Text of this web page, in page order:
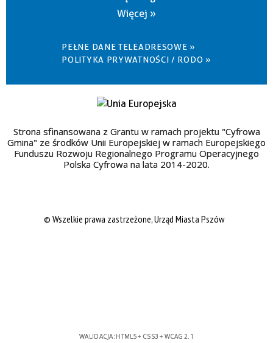
Więcej »
PEŁNE DANE TELEADRESOWE »
POLITYKA PRYWATNOŚCI / RODO »
Strona sfinansowana z Grantu w ramach projektu "Cyfrowa
Gmina" ze środków Unii Europejskiej w ramach Europejskiego
Funduszu Rozwoju Regionalnego Programu Operacyjnego
Polska Cyfrowa na lata 2014-2020.
© Wszelkie prawa zastrzeżone, Urząd Miasta Pszów
WALIDACJA: HTML5+ CSS3 + WCAG 2.1